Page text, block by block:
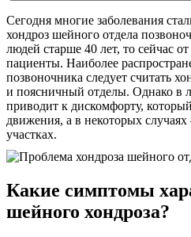
Сегодня многие заболевания
хондроз шейного отдела
людей старше 40 лет, то сейчас
пациенты. Наиболее
позвоночника следует считать
и поясничный отделы. Однако в
приводит к дискомфорту,
движения, а в некоторых
участках.
Какие симптомы
шейного хондроза?